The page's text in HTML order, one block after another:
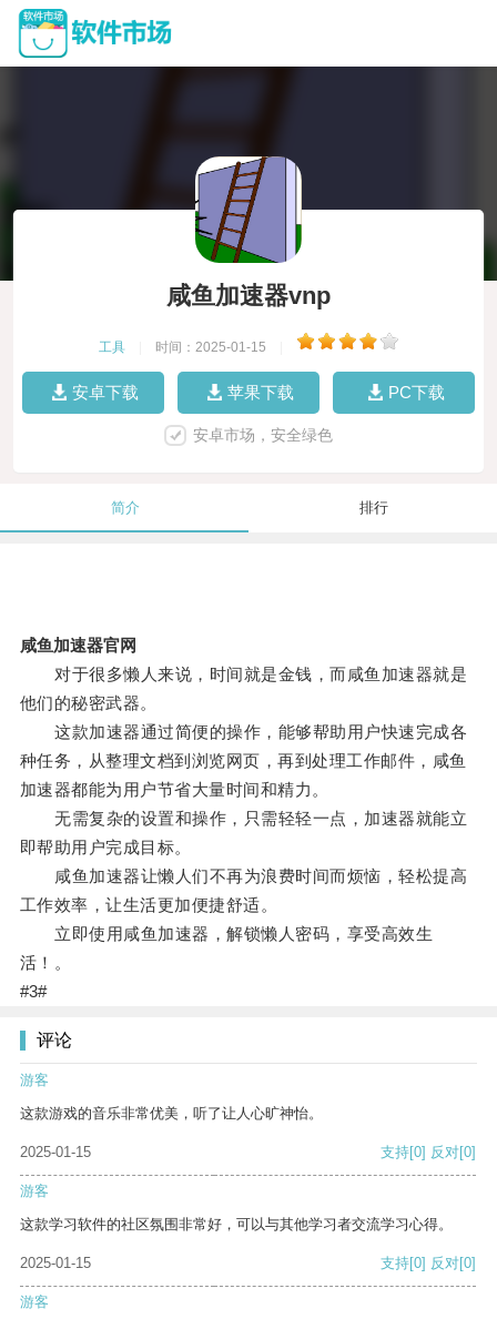
咸鱼加速器vnp
工具 时间：2025-01-15
安卓下载 苹果下载 PC下载
安卓市场，安全绿色
简介 排行
咸鱼加速器官网
对于很多懒人来说，时间就是金钱，而咸鱼加速器就是
他们的秘密武器。
这款加速器通过简便的操作，能够帮助用户快速完成各
种任务，从整理文档到浏览网页，再到处理工作邮件，咸鱼
加速器都能为用户节省大量时间和精力。
无需复杂的设置和操作，只需轻轻一点，加速器就能立
即帮助用户完成目标。
咸鱼加速器让懒人们不再为浪费时间而烦恼，轻松提高
工作效率，让生活更加便捷舒适。
立即使用咸鱼加速器，解锁懒人密码，享受高效生
活！。
#3#
评论
游客
这款游戏的音乐非常优美，听了让人心旷神怡。
2025-01-15 支持[0] 反对[0]
游客
这款学习软件的社区氛围非常好，可以与其他学习者交流学习心得。
2025-01-15 支持[0] 反对[0]
游客